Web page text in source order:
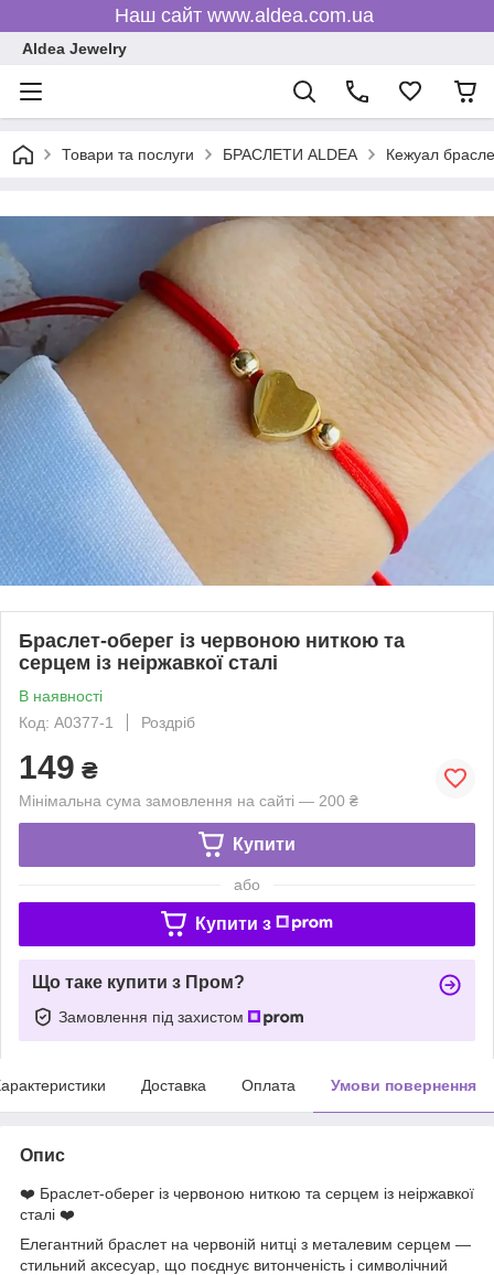
Наш сайт www.aldea.com.ua
Aldea Jewelry
Товари та послуги БРАСЛЕТИ ALDEA Кежуал
Браслет-оберег із червоною ниткою та
серцем із неіржавкої сталі
В наявності
Код: A0377-1
Роздріб
149 ₴
Мінімальна сума замовлення на сайті — 200 ₴
Купити
або
Купити з
Що таке купити з Пром?
Замовлення під захистом
Доставка Оплата Умови повернення
Опис
❤️ Браслет-оберег із червоною ниткою та серцем із неіржавкої
сталі ❤️
Елегантний браслет на червоній нитці з металевим серцем —
стильний аксесуар, що поєднує витонченість і символічний